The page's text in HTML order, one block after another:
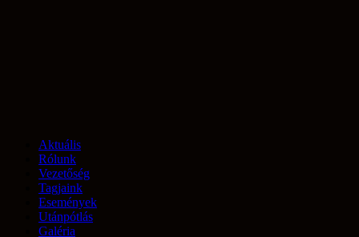
Aktuális
Rólunk
Vezetőség
Tagjaink
Események
Utánpótlás
Galéria